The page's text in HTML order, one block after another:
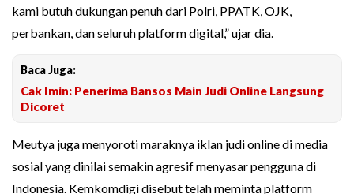
kami butuh dukungan penuh dari Polri, PPATK, OJK,
perbankan, dan seluruh platform digital,” ujar dia.
Baca Juga:
Cak Imin: Penerima Bansos Main Judi Online Langsung
Dicoret
Meutya juga menyoroti maraknya iklan judi online di media
sosial yang dinilai semakin agresif menyasar pengguna di
Indonesia. Kemkomdigi disebut telah meminta platform